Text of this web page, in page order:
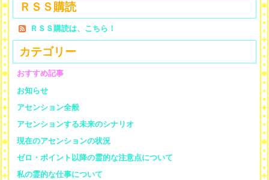
ＲＳＳ購読
ＲＳＳ購読は、こちら！
カテゴリー
おすすめ記事
お知らせ
アセンション全般
アセンションする未来のシナリオ
現在のアセンションの状況
ゼロ・ポイント以降の霊的な注意点について
私の霊的な仕事について